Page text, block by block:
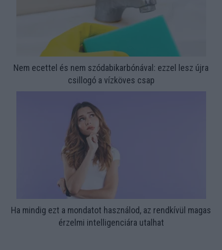
Nem ecettel és nem szódabikarbónával: ezzel lesz újra
csillogó a vízköves csap
Ha mindig ezt a mondatot használod, az rendkívül magas
érzelmi intelligenciára utalhat